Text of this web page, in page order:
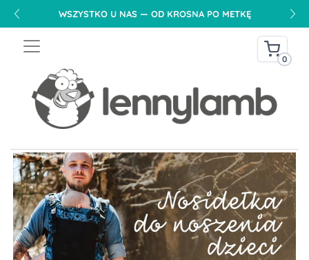
WSZYSTKO U NAS — OD KROSNA PO METKĘ
0